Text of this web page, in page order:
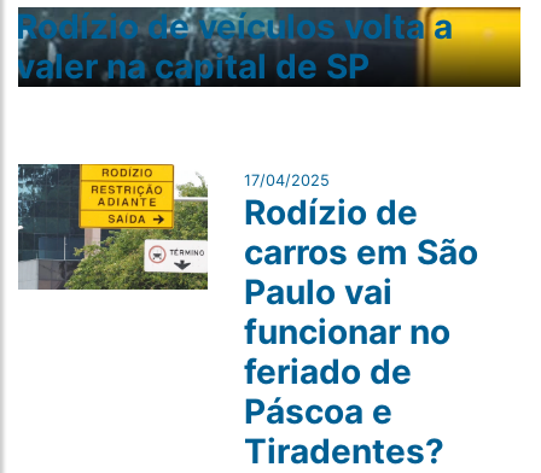
Rodízio de veículos volta a
valer na capital de SP
17/04/2025
Rodízio de
carros em São
Paulo vai
funcionar no
feriado de
Páscoa e
Tiradentes?